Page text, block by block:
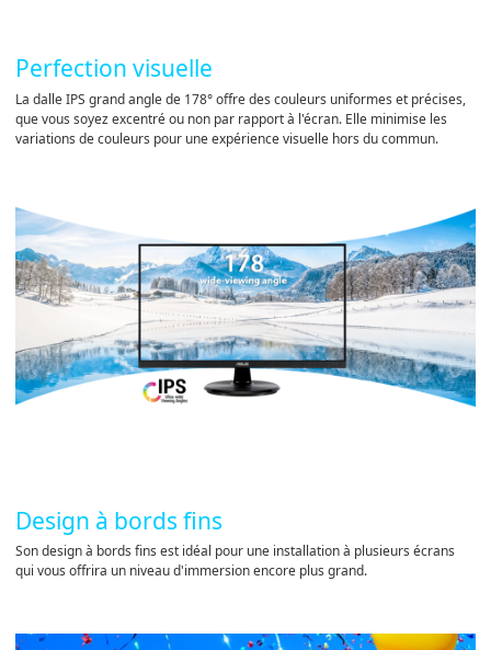
Perfection visuelle
La dalle IPS grand angle de 178° offre des couleurs uniformes et précises,
que vous soyez excentré ou non par rapport à l'écran. Elle minimise les
variations de couleurs pour une expérience visuelle hors du commun.
Design à bords fins
Son design à bords fins est idéal pour une installation à plusieurs écrans
qui vous offrira un niveau d'immersion encore plus grand.